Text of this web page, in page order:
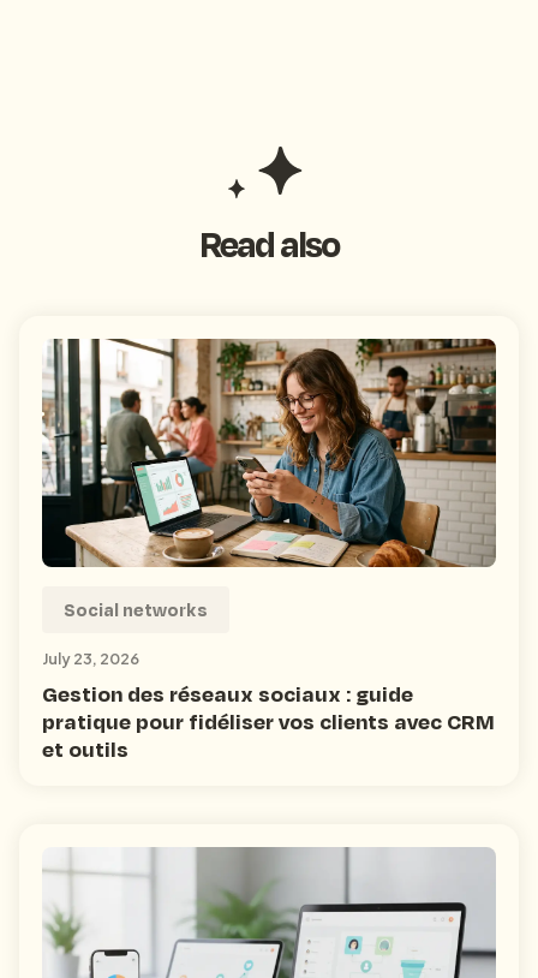
Read also
Social networks
July 23, 2026
Gestion des réseaux sociaux : guide
pratique pour fidéliser vos clients avec CRM
et outils